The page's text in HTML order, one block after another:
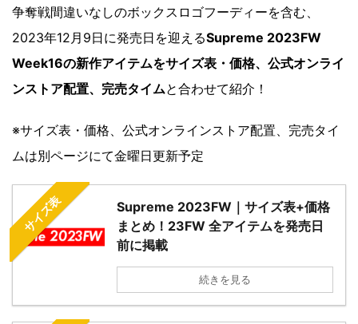
争奪戦間違いなしのボックスロゴフーディーを含む、
2023年12月9日に発売日を迎えるSupreme 2023FW
Week16の新作アイテムをサイズ表・価格、公式オンライ
ンストア配置、完売タイムと合わせて紹介！
※サイズ表・価格、公式オンラインストア配置、完売タイ
ムは別ページにて金曜日更新予定
サイズ表
Supreme 2023FW｜サイズ表+価格
まとめ！23FW 全アイテムを発売日
前に掲載
続きを見る